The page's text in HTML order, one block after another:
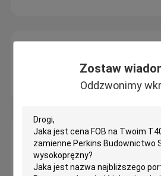
Zostaw
Oddzwonimy
60282117 Części silników
olejów oryginalny
Części zamienne Perkins
Odpady silników Diesla
Perkins Elektryczna pompa